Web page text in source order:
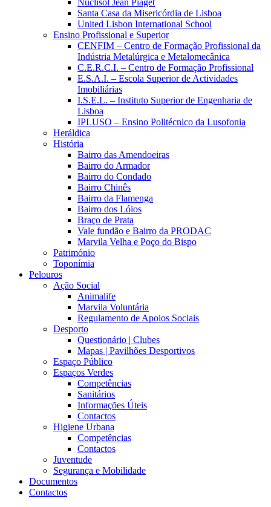
Nuclisol Jean Piaget
Santa Casa da Misericórdia de Lisboa
United Lisbon International School
Ensino Profissional e Superior
CENFIM – Centro de Formação Profissional da
Indústria Metalúrgica e Metalomecânica
C.E.R.C.I. – Centro de Formação Profissional
E.S.A.I. – Escola Superior de Actividades
Imobiliárias
I.S.E.L. – Instituto Superior de Engenharia de
Lisboa
IPLUSO – Ensino Politécnico da Lusofonia
Heráldica
História
Bairro das Amendoeiras
Bairro do Armador
Bairro do Condado
Bairro Chinês
Bairro da Flamenga
Bairro dos Lóios
Braço de Prata
Vale fundão e Bairro da PRODAC
Marvila Velha e Poço do Bispo
Património
Toponímia
Pelouros
Ação Social
Animalife
Marvila Voluntária
Regulamento de Apoios Sociais
Desporto
Questionário | Clubes
Mapas | Pavilhões Desportivos
Espaço Público
Espaços Verdes
Competências
Sanitários
Informações Úteis
Contactos
Higiene Urbana
Competências
Contactos
Juventude
Segurança e Mobilidade
Documentos
Contactos